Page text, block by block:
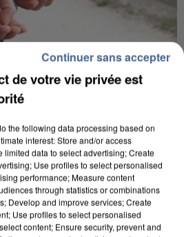
DZ Mafia interpellé en
avait été interpellé
de votre vie privée est
the following data processing based on
interest: Store and/or access
limited data to select advertising; Create
Use profiles to select personalised
performance; Measure content
through statistics or combinations
Develop and improve services; Create
Use profiles to select personalised
content; Ensure security, prevent and
Continuer sans accepter